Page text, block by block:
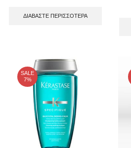
ΔΙΑΒΆΣΤΕ ΠΕΡΙΣΣΌΤΕΡΑ
SALE
7%